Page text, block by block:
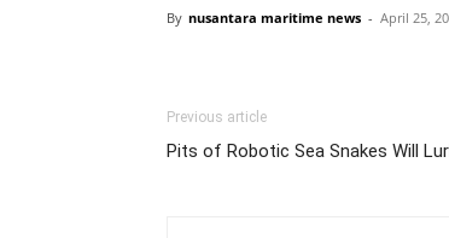
By nusantara maritime news - April 25,
Previous article
Pits of Robotic Sea Snakes Will